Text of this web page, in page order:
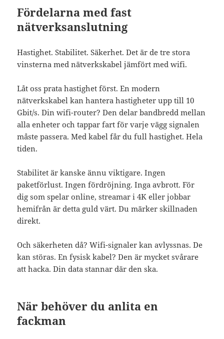
Fördelarna med fast
nätverksanslutning
Hastighet. Stabilitet. Säkerhet. Det är de tre stora
vinsterna med nätverkskabel jämfört med wifi.
Låt oss prata hastighet först. En modern
nätverkskabel kan hantera hastigheter upp till 10
Gbit/s. Din wifi-router? Den delar bandbredd mellan
alla enheter och tappar fart för varje vägg signalen
måste passera. Med kabel får du full hastighet. Hela
tiden.
Stabilitet är kanske ännu viktigare. Ingen
paketförlust. Ingen fördröjning. Inga avbrott. För
dig som spelar online, streamar i 4K eller jobbar
hemifrån är detta guld värt. Du märker skillnaden
direkt.
Och säkerheten då? Wifi-signaler kan avlyssnas. De
kan störas. En fysisk kabel? Den är mycket svårare
att hacka. Din data stannar där den ska.
När behöver du anlita en
fackman